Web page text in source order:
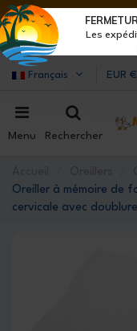
Marcapiuma|
Français
EUR €
Menu Rechercher
Oreiller à mémoire de
cervicale avec
Les